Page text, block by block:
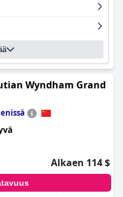
Wyndham Grand
Alkaen 114 $